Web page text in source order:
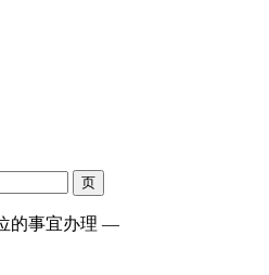
的事宜办理 —